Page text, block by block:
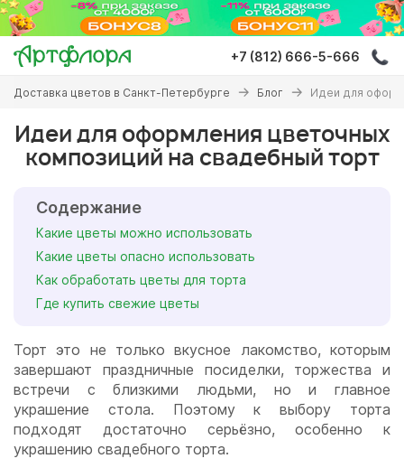
Перейти
основному
содержанию
+7 (812) 666-5-666
Вы
здесь
Доставка цветов в Санкт-Петербурге Блог Идеи для
Идеи для оформления цветочных
композиций на свадебный торт
Содержание
Какие цветы можно использовать
Какие цветы опасно использовать
Как обработать цветы для торта
Где купить свежие цветы
Торт это не только вкусное лакомство, которым
завершают праздничные посиделки, торжества и
встречи с близкими людьми, но и главное
украшение стола. Поэтому к выбору торта
подходят достаточно серьёзно, особенно к
украшению свадебного торта.